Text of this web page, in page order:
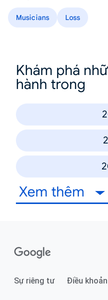
Musicians Loss
Khám phá
hành trong
Xem thêm
Sự riêng tư Điều khoản